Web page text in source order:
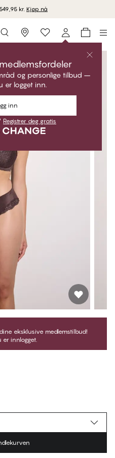
kr. Kjøp nå
Storefinder
og personlige tilbud –
er logget inn.
inn
Registrer deg gratis
eksklusive medlemstilbud!
er innlogget.